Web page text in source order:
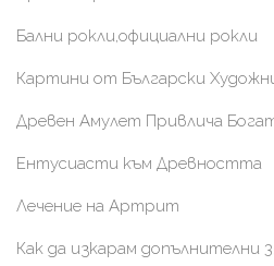
Бални рокли,официални рокли
Картини от Български
Древен Амулет Привлича
Ентусиасти към Древността
Лечение на Артрит
Как да изкарам допълнителни